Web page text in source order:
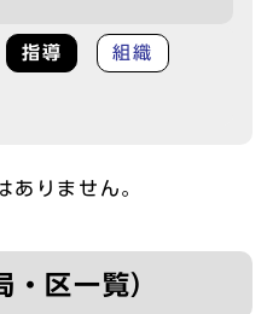
指導 組織
ありません。
・区一覧）